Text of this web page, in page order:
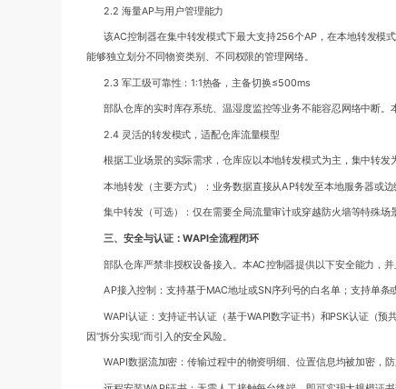
2.2 海量AP与用户管理能力
该AC控制器在集中转发模式下最大支持256个AP，在本地转发模
能够独立划分不同物资类别、不同权限的管理网络。
2.3 军工级可靠性：1:1热备，主备切换≤500ms
部队仓库的实时库存系统、温湿度监控等业务不能容忍网络中断
2.4 灵活的转发模式，适配仓库流量模型
根据工业场景的实际需求，仓库应以本地转发模式为主，集中转发
本地转发（主要方式）：业务数据直接从AP转发至本地服务器或
集中转发（可选）：仅在需要全局流量审计或穿越防火墙等特殊场
三、安全与认证：WAPI全流程闭环
部队仓库严禁非授权设备接入。本AC控制器提供以下安全能力，
AP接入控制：支持基于MAC地址或SN序列号的白名单；支持单条
WAPI认证：支持证书认证（基于WAPI数字证书）和PSK认证（
因“拆分实现”而引入的安全风险。
WAPI数据流加密：传输过程中的物资明细、位置信息均被加密，防